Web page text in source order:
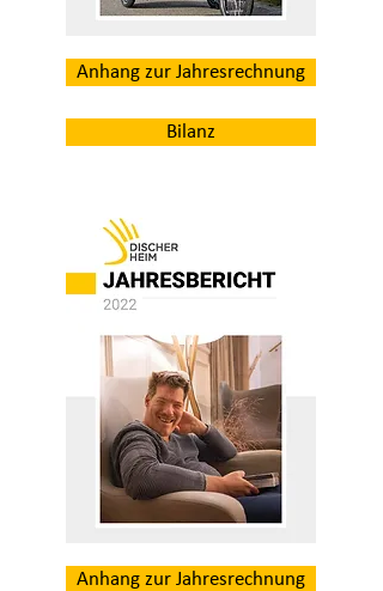
Anhang zur Jahresrechnung
Bilanz
Anhang zur Jahresrechnung